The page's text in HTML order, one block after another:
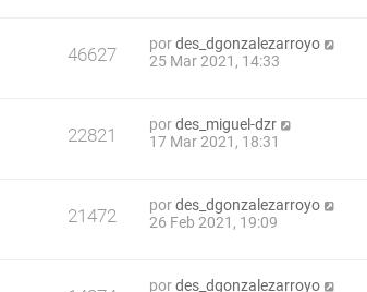
46627 pordes_dgonzalezarroyo
25 Mar 2021, 14:33
22821 pordes_miguel-dzr
17 Mar 2021, 18:31
21472 pordes_dgonzalezarroyo
26 Feb 2021, 19:09
pordes_dgonzalezarroyo